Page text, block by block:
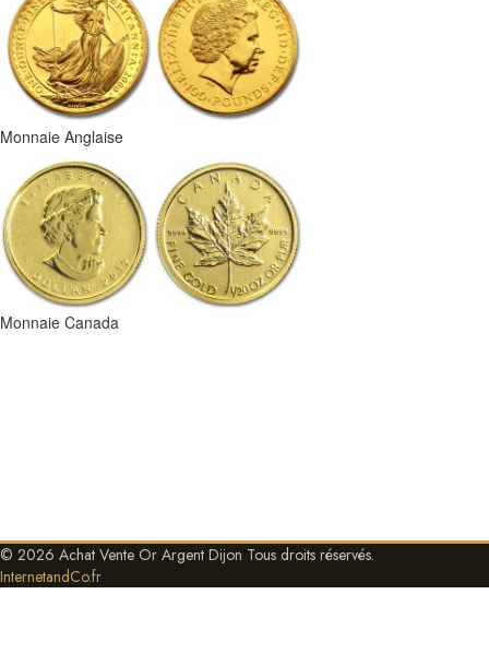
Monnaie Anglaise
Monnaie Canada
© 2026 Achat Vente Or Argent Dijon Tous droits réservés.
InternetandCo.fr